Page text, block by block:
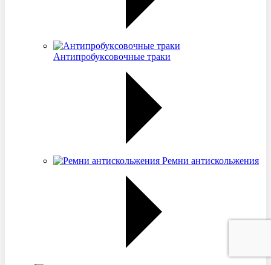
Антипробуксовочные траки
Ремни антискольжения